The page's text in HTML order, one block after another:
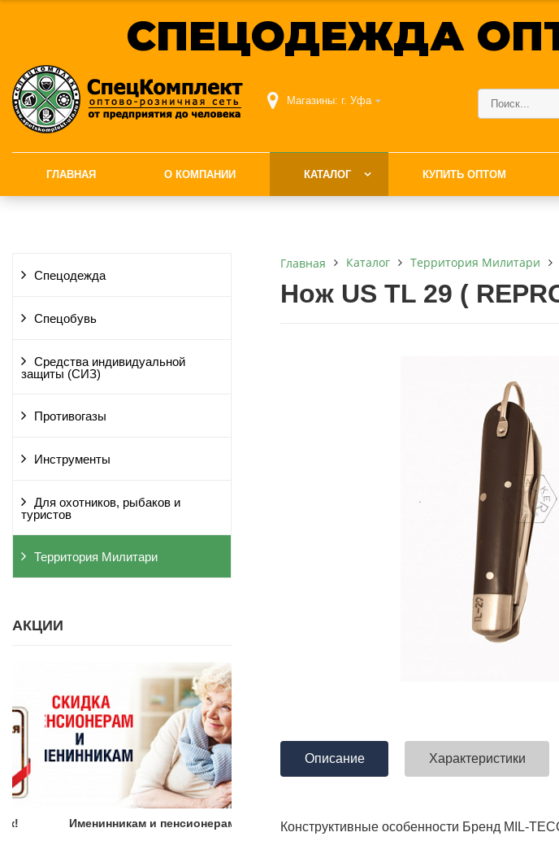
СПЕЦОДЕЖДА
Магазины: г. Уфа
ГЛАВНАЯ О КОМПАНИИ КАТАЛОГ КУПИТЬ ОПТОМ
Спецодежда
Спецобувь
Средства индивидуальной
защиты (СИЗ)
Противогазы
Инструменты
Для охотников, рыбаков и
туристов
Территория Милитари
АКЦИИ
Именинникам и пенсионерам! Бесплатная доставка! Униформа
Главная Каталог Территория Милитари
Нож US TL 29 (
Описание Характеристики
Конструктивные особенности Бренд MIL-TEC